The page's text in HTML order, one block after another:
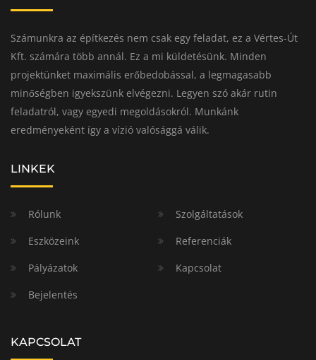
Számunkra az építkezés nem csak egy feladat, ez a Vértes-Út
Kft. számára több annál. Ez a mi küldetésünk. Minden
projektünket maximális erőbedobással, a legmagasabb
minőségben igyekszünk elvégezni. Legyen szó akár rutin
feladatról, vagy egyedi megoldásokról. Munkánk
eredményeként így a vízió valósággá válik.
LINKEK
Rólunk
Szolgáltatások
Eszközeink
Referenciák
Pályázatok
Kapcsolat
Bejelentés
KAPCSOLAT